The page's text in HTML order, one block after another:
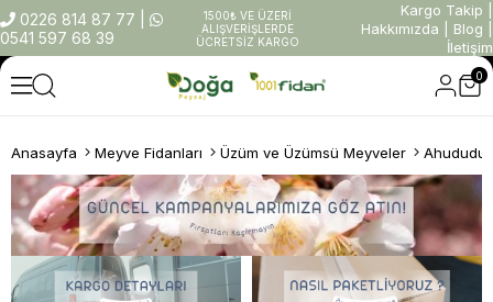
0226 814 87 77
0541 597 68 39
1500₺ VE ÜZERİ
ALIŞVERİŞLERDE
ÜCRETSİZ KARGO
Kargo Takip
Hakkımızda
Blog
İletişim
0
Anasayfa Meyve Fidanları Üzüm ve Üzümsü Meyveler Ahududu